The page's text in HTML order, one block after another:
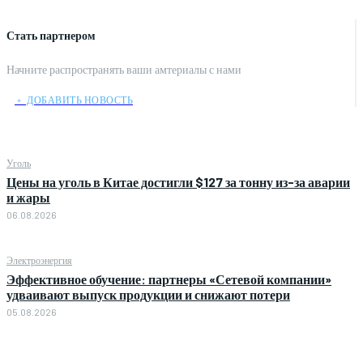
Стать партнером
Начните распространять ваши амтериалы с нами
﹢ ДОБАВИТЬ НОВОСТЬ
Уголь
Цены на уголь в Китае достигли $127 за тонну из-за аварии
и жары
06.08.2026
Электроэнергия
Эффективное обучение: партнеры «Сетевой компании»
удваивают выпуск продукции и снижают потери
05.08.2026